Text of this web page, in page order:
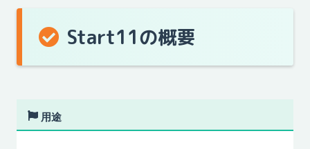
Start11の概要
用途